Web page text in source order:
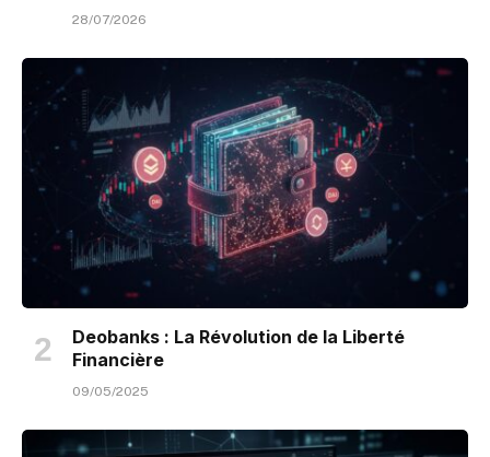
28/07/2026
Deobanks : La Révolution de la Liberté
Financière
09/05/2025